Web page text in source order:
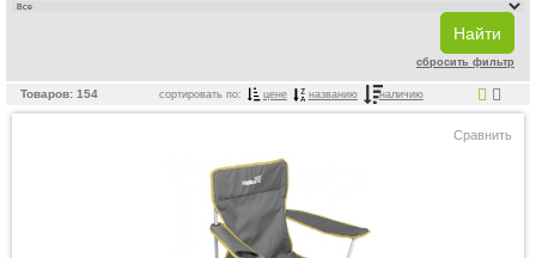
сбросить фильтр
Товаров: 154 сортировать по: цене названию наличию
Сравнить